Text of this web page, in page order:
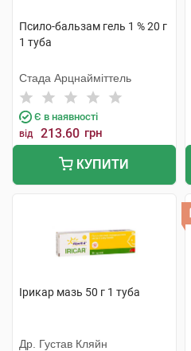
Псило-бальзам гель 1 % 20 г
1 туба
Стада Арцнайміттель
Є в наявності
від 213.60 грн
КУПИТИ
Ірикар мазь 50 г 1 туба
Др. Густав Кляйн